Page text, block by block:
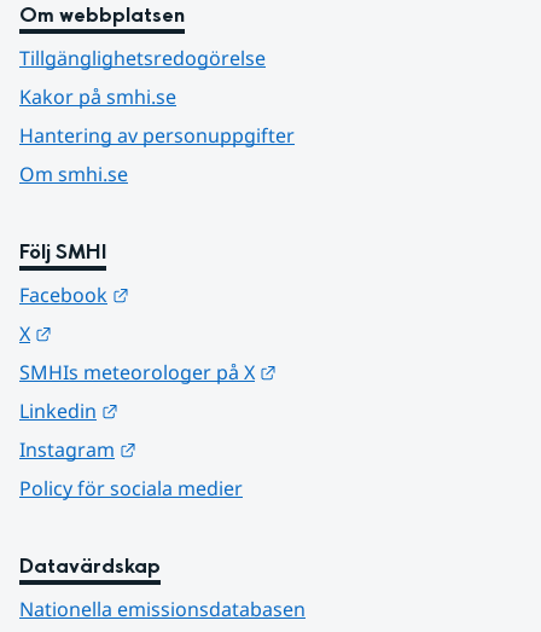
Om webbplatsen
Tillgänglighetsredogörelse
Kakor på smhi.se
Hantering av personuppgifter
Om smhi.se
Följ SMHI
Facebook
X
SMHIs meteorologer på X
Linkedin
Instagram
Policy för sociala medier
Datavärdskap
Nationella emissionsdatabasen